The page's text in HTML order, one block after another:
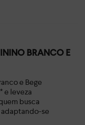
BRANCO E
e Bege
e leveza
busca
se